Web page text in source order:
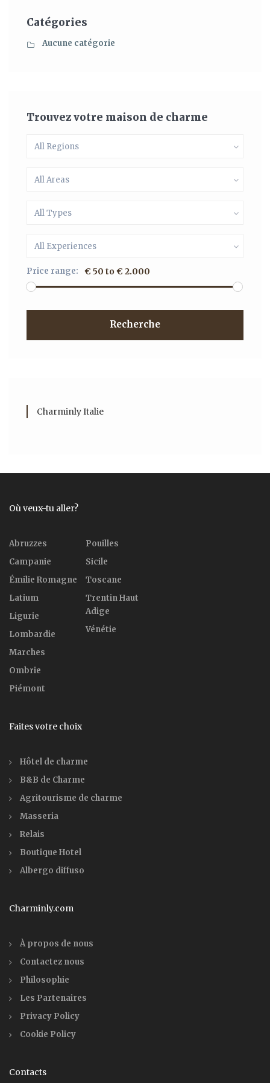
Catégories
Aucune catégorie
Trouvez votre maison de charme
All Regions
All Areas
All Types
All Experiences
Price range: € 50 to € 2.000
Recherche
Charminly Italie
Où veux-tu aller?
Abruzzes
Campanie
Émilie Romagne
Latium
Ligurie
Lombardie
Marches
Ombrie
Piémont
Pouilles
Sicile
Toscane
Trentin Haut
Adige
Vénétie
Faites votre choix
Hôtel de charme
B&B de Charme
Agritourisme de charme
Masseria
Relais
Boutique Hotel
Albergo diffuso
Charminly.com
À propos de nous
Contactez nous
Philosophie
Les Partenaires
Privacy Policy
Cookie Policy
Contacts